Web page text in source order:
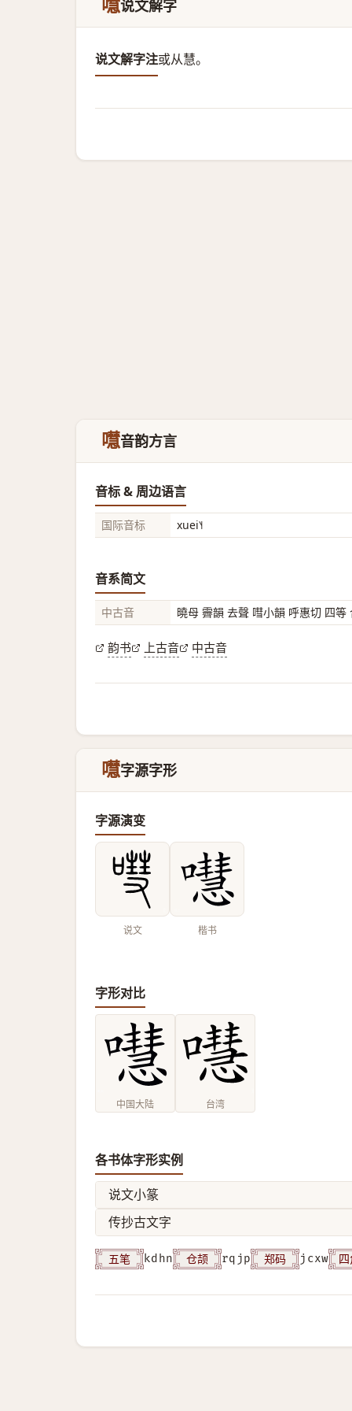
嚖说文解字
说文解字注或从慧。
嚖音韵方言
音标 & 周边语言
国际音标 xuei˥˧
音系简文
中古音 曉母 霽韻 去聲 嘒小韻 呼惠切 四等
韵书 上古音 中古音
嚖字源字形
字源演变
说文 楷书
字形对比
中国大陆 台湾
各书体字形实例
说文小篆
传抄古文字
五笔 kdhn 仓颉 rqjp 郑码 jcxw